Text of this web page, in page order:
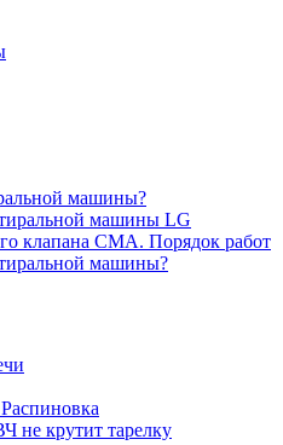
машины?
машины LG
клапана СМА. Порядок работ
машины?
не крутит тарелку